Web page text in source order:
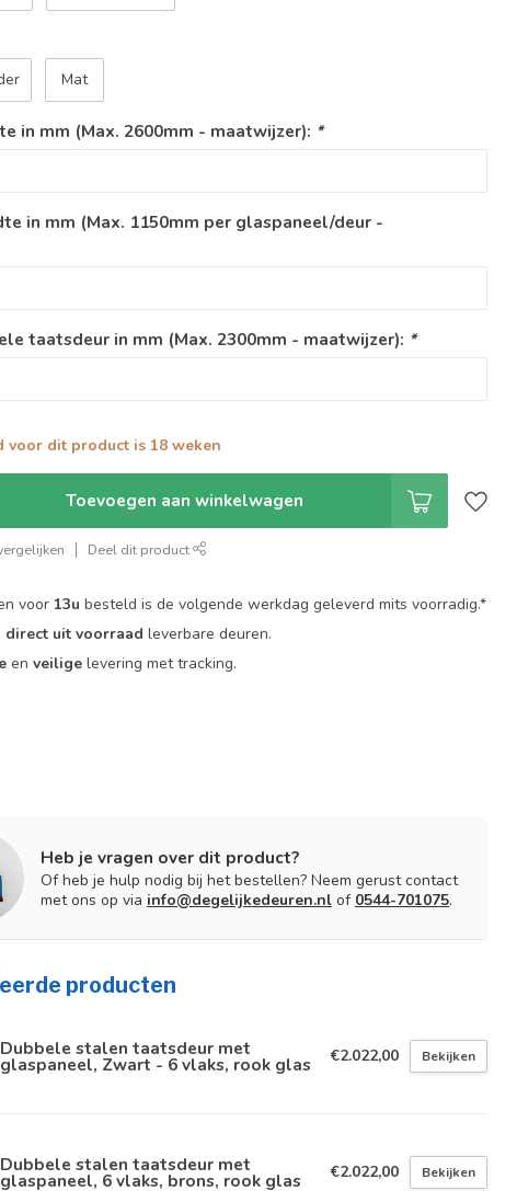
Mat
in mm (Max. 2600mm - maatwijzer): *
in mm (Max. 1150mm per glaspaneel/deur -
taatsdeur in mm (Max. 2300mm - maatwijzer): *
voor dit product is 18 weken
Toevoegen aan winkelwagen
Deel dit product
voor 13u besteld is de volgende werkdag geleverd mits voorradig.*
direct uit voorraad leverbare deuren.
enveiligelevering met tracking.
Heb je vragen over dit product?
Of heb je hulp nodig bij het bestellen? Neem gerust contact
met ons op via info@degelijkedeuren.nl of 0544-701075.
producten
Dubbele stalen taatsdeur met
glaspaneel, Zwart - 6 vlaks, rook glas €2.022,00 Bekijken
Dubbele stalen taatsdeur met
glaspaneel, 6 vlaks, brons, rook glas €2.022,00 Bekijken